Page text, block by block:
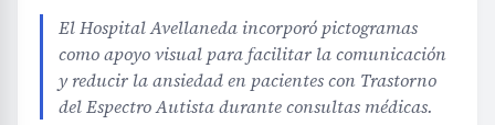
El Hospital Avellaneda incorporó pictogramas
como apoyo visual para facilitar la comunicación
y reducir la ansiedad en pacientes con Trastorno
del Espectro Autista durante consultas médicas.